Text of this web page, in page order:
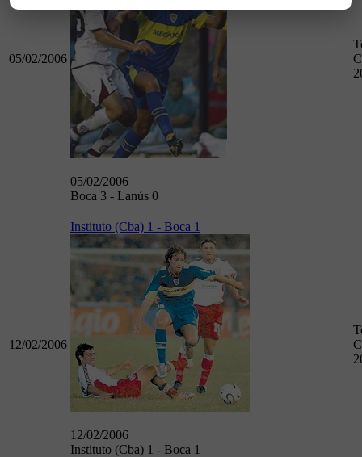
05/02/2006
05/02/2006
Boca 3 - Lanús 0
12/02/2006
Instituto (Cba) 1 - Boca 1
12/02/2006
Instituto (Cba) 1 - Boca 1